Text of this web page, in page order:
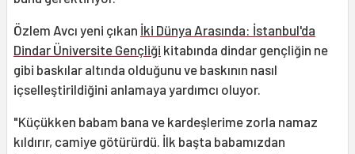
Özlem Avcı yeni çıkan İki Dünya Arasında: İstanbul'da
Dindar Üniversite Gençliği kitabında dindar gençliğin ne
gibi baskılar altında olduğunu ve baskının nasıl
içselleştirildiğini anlamaya yardımcı oluyor.
"Küçükken babam bana ve kardeşlerime zorla namaz
kıldırır, camiye götürürdü. İlk başta babamızdan